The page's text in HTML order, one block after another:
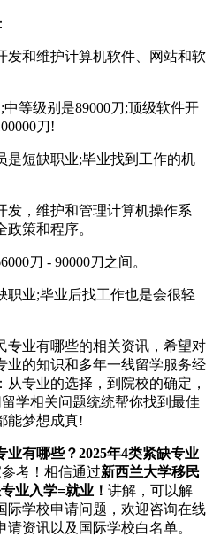
和维护计算机软件、网站和软
等级别是89000刀;顶级软件开
刀!
短缺职业;毕业找到工作的机
，维护和管理计算机操作系
策和程序。
刀 - 90000刀之间。
业;毕业后找工作也是会很轻
业有哪些的相关资讯，希望对
业的知识和多年一线留学服务经
专业的选择，到院校的确定，
学相关问题统统帮你找到最佳
能梦想成真!
业有哪些？2025年4类紧缺专业
考！相信通过新西兰大学移民
业入学=就业！ 讲解，可以解
际学校申请问题，欢迎咨询在线
请资讯以及国际学校白名单。